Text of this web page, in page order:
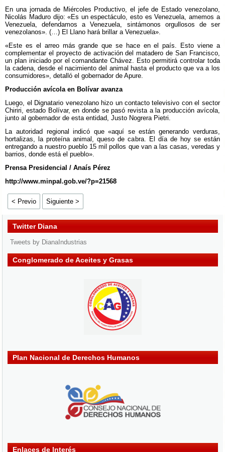
En una jornada de Miércoles Productivo, el jefe de Estado venezolano,
Nicolás Maduro dijo: «Es un espectáculo, esto es Venezuela, amemos a
Venezuela, defendamos a Venezuela, sintámonos orgullosos de ser
venezolanos». (…) El Llano hará brillar a Venezuela».
«Este es el arreo más grande que se hace en el país. Esto viene a
complementar el proyecto de activación del matadero de San Francisco,
un plan iniciado por el comandante Chávez. Esto permitirá controlar toda
la cadena, desde el nacimiento del animal hasta el producto que va a los
consumidores», detalló el gobernador de Apure.
Producción avícola en Bolívar avanza
Luego, el Dignatario venezolano hizo un contacto televisivo con el sector
Chiriri, estado Bolívar, en donde se pasó revista a la producción avícola,
junto al gobernador de esta entidad, Justo Nogrera Pietri.
La autoridad regional indicó que «aquí se están generando verduras,
hortalizas, la proteína animal, queso de cabra. El día de hoy se están
entregando a nuestro pueblo 15 mil pollos que van a las casas, veredas y
barrios, donde está el pueblo».
Prensa Presidencial / Anaís Pérez
http://www.minpal.gob.ve/?p=21568
< Previo Siguiente >
Twitter Diana
Tweets by DianaIndustrias
Conglomerado de Aceites y Grasas
Plan Nacional de Derechos Humanos
Enlaces de Interés